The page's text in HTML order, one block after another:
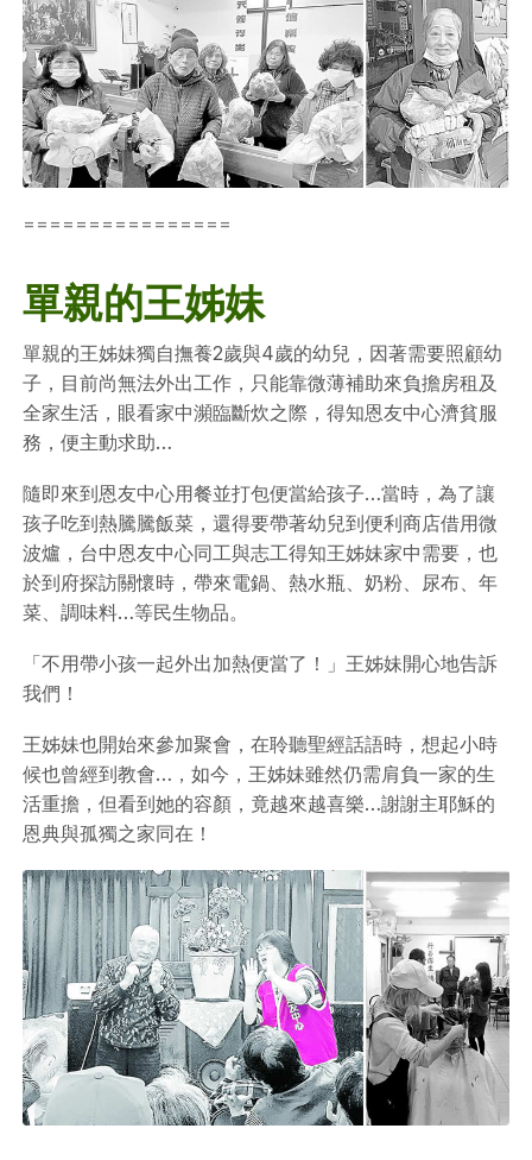
================
單親的王姊妹
單親的王姊妹獨自撫養2歲與4歲的幼兒，因著需要照顧幼
子，目前尚無法外出工作，只能靠微薄補助來負擔房租及
全家生活，眼看家中瀕臨斷炊之際，得知恩友中心濟貧服
務，便主動求助…
隨即來到恩友中心用餐並打包便當給孩子…當時，為了讓
孩子吃到熱騰騰飯菜，還得要帶著幼兒到便利商店借用微
波爐，台中恩友中心同工與志工得知王姊妹家中需要，也
於到府探訪關懷時，帶來電鍋、熱水瓶、奶粉、尿布、年
菜、調味料…等民生物品。
「不用帶小孩一起外出加熱便當了！」王姊妹開心地告訴
我們！
王姊妹也開始來參加聚會，在聆聽聖經話語時，想起小時
候也曾經到教會…，如今，王姊妹雖然仍需肩負一家的生
活重擔，但看到她的容顏，竟越來越喜樂…謝謝主耶穌的
恩典與孤獨之家同在！